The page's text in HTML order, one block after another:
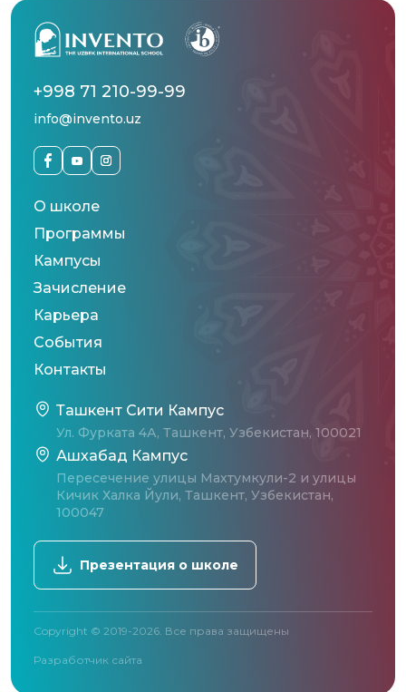
+998 71 210-99-99
info@invento.uz
О школе
Программы
Кампусы
Зачисление
Карьера
События
Контакты
Ташкент Сити Кампус
Ул. Фурката 4А, Ташкент, Узбекистан, 100021
Ашхабад Кампус
Пересечение улицы Махтумкули-2 и улицы
Кичик Халка Йули, Ташкент, Узбекистан,
100047
Презентация о школе
Copyright © 2019-2026. Все права защищены
Разработчик сайта